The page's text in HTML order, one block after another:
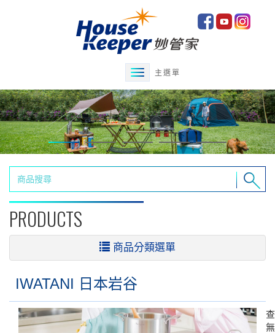
主選單
PRODUCTS
商品分類選單
IWATANI 日本岩谷
查
無